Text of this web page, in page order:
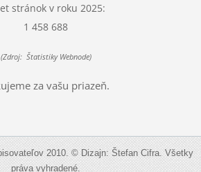
stránok v roku 2025:
1 458 688
(Zdroj: Štatistiky Webnode)
za vašu priazeň.
2010. © Dizajn: Štefan Cifra. Všetky
práva vyhradené.